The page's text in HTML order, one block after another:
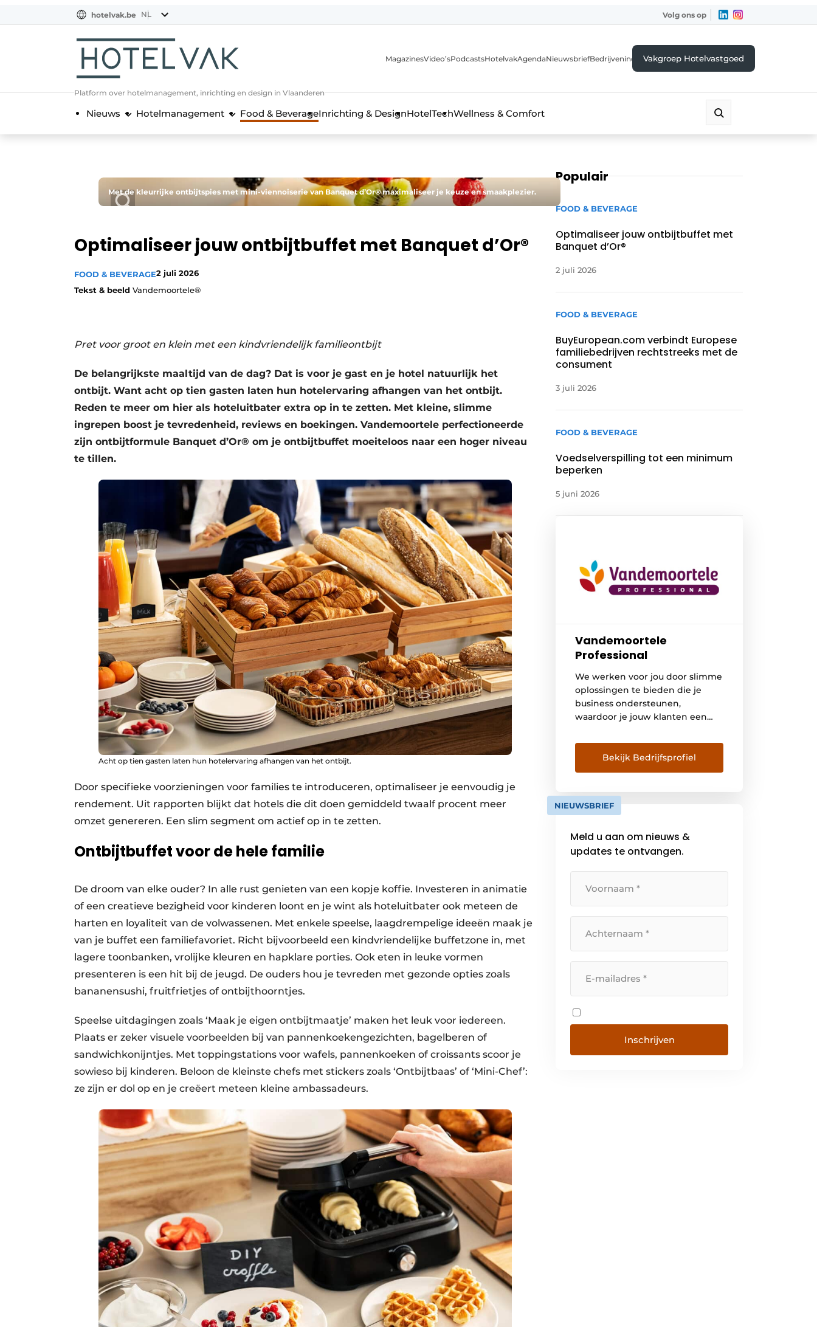
NL
EN
FR
hotelvak.be NL Volg ons op
Platform over hotelmanagement, inrichting en design in Vlaanderen
MagazinesVideo’sPodcastsHotelvakAgendaNieuwsbriefBedrijvenindexVakgroep Hotelvastgoed
Nieuws Hotelmanagement Food & BeverageInrichting & DesignHotelTechWellness & Comfort
Met de kleurrijke ontbijtspies met mini-viennoiserie van Banquet d’Or® maximaliseer je keuze en smaakplezier.
Optimaliseer jouw ontbijtbuffet met Banquet d’Or®
FOOD & BEVERAGE2 juli 2026
Tekst & beeld Vandemoortele®
Pret voor groot en klein met een kindvriendelijk familieontbijt
De belangrijkste maaltijd van de dag? Dat is voor je gast en je hotel natuurlijk het
ontbijt. Want acht op tien gasten laten hun hotelervaring afhangen van het ontbijt.
Reden te meer om hier als hoteluitbater extra op in te zetten. Met kleine, slimme
ingrepen boost je tevredenheid, reviews en boekingen. Vandemoortele perfectioneerde
zijn ontbijtformule Banquet d’Or® om je ontbijtbuffet moeiteloos naar een hoger niveau
te tillen.
Acht op tien gasten laten hun hotelervaring afhangen van het ontbijt.
Door specifieke voorzieningen voor families te introduceren, optimaliseer je eenvoudig je
rendement. Uit rapporten blijkt dat hotels die dit doen gemiddeld twaalf procent meer
omzet genereren. Een slim segment om actief op in te zetten.
Ontbijtbuffet voor de hele familie
De droom van elke ouder? In alle rust genieten van een kopje koffie. Investeren in animatie
of een creatieve bezigheid voor kinderen loont en je wint als hoteluitbater ook meteen de
harten en loyaliteit van de volwassenen. Met enkele speelse, laagdrempelige ideeën maak je
van je buffet een familiefavoriet. Richt bijvoorbeeld een kindvriendelijke buffetzone in, met
lagere toonbanken, vrolijke kleuren en hapklare porties. Ook eten in leuke vormen
presenteren is een hit bij de jeugd. De ouders hou je tevreden met gezonde opties zoals
bananensushi, fruitfrietjes of ontbijthoorntjes.
Speelse uitdagingen zoals ‘Maak je eigen ontbijtmaatje’ maken het leuk voor iedereen.
Plaats er zeker visuele voorbeelden bij van pannenkoekengezichten, bagelberen of
sandwichkonijntjes. Met toppingstations voor wafels, pannenkoeken of croissants scoor je
sowieso bij kinderen. Beloon de kleinste chefs met stickers zoals ‘Ontbijtbaas’ of ‘Mini-Chef’:
ze zijn er dol op en je creëert meteen kleine ambassadeurs.
Populair
FOOD & BEVERAGE
Optimaliseer jouw ontbijtbuffet met
Banquet d’Or®
2 juli 2026
FOOD & BEVERAGE
BuyEuropean.com verbindt Europese
familiebedrijven rechtstreeks met de
consument
3 juli 2026
FOOD & BEVERAGE
Voedselverspilling tot een minimum
beperken
5 juni 2026
Vandemoortele
Professional
We werken voor jou door slimme
oplossingen te bieden die je
business ondersteunen,
waardoor je jouw klanten een
bezorgen. De behoeften van de
klant zijn een essentiële factor
bij de ontwikkeling van onze
uitgebreide
diepvriesassortiment
oplossingen voor al jouw ontbijt-,
brunch-, lunch-, burger- en
Bekijk Bedrijfsprofiel
NIEUWSBRIEF
Meld u aan om nieuws &
updates te ontvangen.